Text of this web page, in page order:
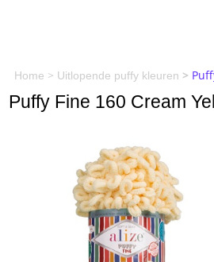
Home > Uitlopende puffy kleuren >
Puffy Fine 160 Cream